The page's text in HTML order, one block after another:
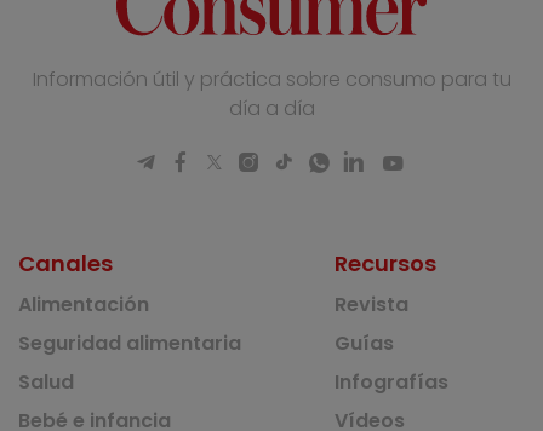
Información útil y práctica sobre consumo para tu
día a día
Canales
Alimentación
Seguridad alimentaria
Salud
Bebé e infancia
Recursos
Revista
Guías
Infografías
Vídeos